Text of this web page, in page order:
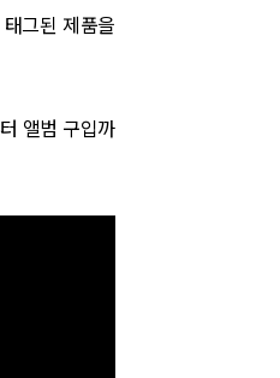
그된 제품을
앨범 구입까